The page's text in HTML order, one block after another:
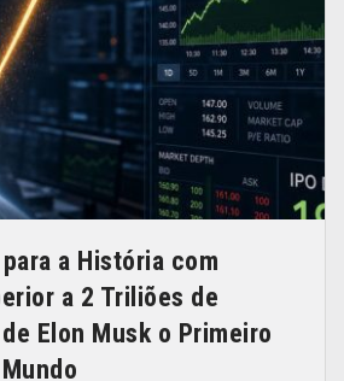
a História com
a 2 Triliões de
Elon Musk o Primeiro